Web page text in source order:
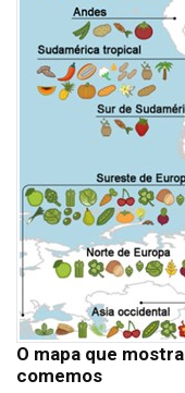
O mapa que
comemos